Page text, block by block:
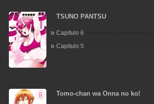
TSUNO PANTSU
Capitulo 6
Capitulo 5
Tomo-chan wa Onna no ko!